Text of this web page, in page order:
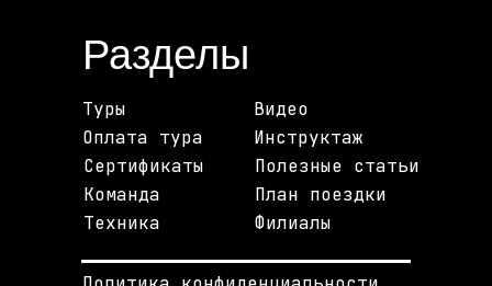
Разделы
Туры
Оплата тура
Сертификаты
Команда
Видео
Инструктаж
Полезные статьи
Техника
План поездки
Филиалы